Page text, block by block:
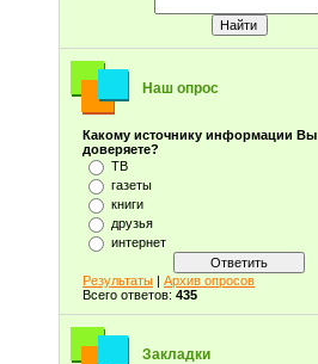
Наш опрос
Какому источнику информации Вы
доверяете?
ТВ
газеты
книги
друзья
интернет
Результаты | Архив опросов
Всего ответов: 435
Закладки